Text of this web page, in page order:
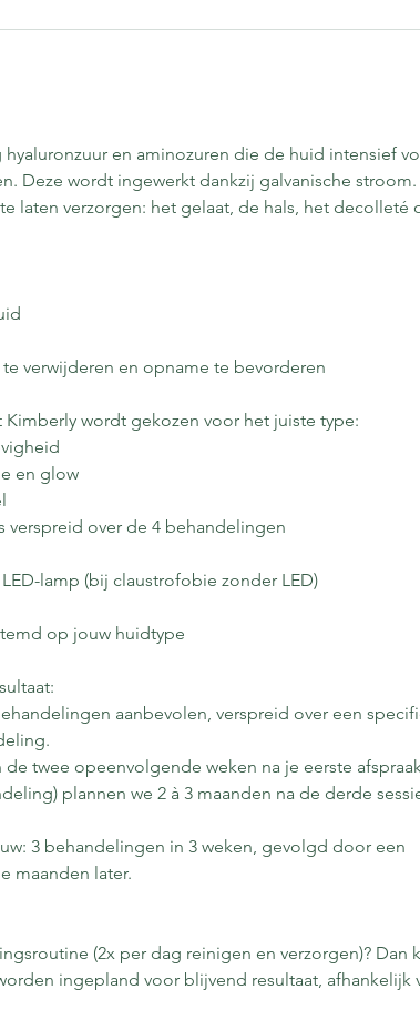
en aminozuren die de huid intensief
Deze wordt ingewerkt dankzij galvanische stroom.
laten verzorgen: het gelaat, de hals, het decolleté
verwijderen en opname te bevorderen
Kimberly wordt gekozen voor het juiste type:
en glow
verspreid over de 4 behandelingen
lamp (bij claustrofobie zonder LED)
op jouw huidtype
aanbevolen, verspreid over een
twee opeenvolgende weken na je eerste
plannen we 2 à 3 maanden na de derde
3 behandelingen in 3 weken, gevolgd door een
maanden later.
(2x per dag reinigen en verzorgen)? Dan
ingepland voor blijvend resultaat, afhankelijk